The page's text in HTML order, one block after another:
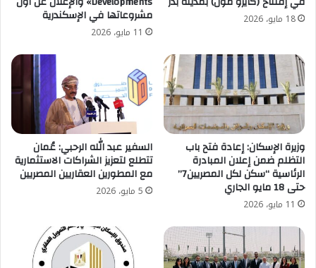
18 مايو، 2026 مشروعاتها في الإسكندرية
11 مايو، 2026
وزيرة الإسكان: إعادة فتح باب
التظلم ضمن إعلان المبادرة
الرئاسية “سكن لكل المصريين7”
حتى 18 مايو الجاري
11 مايو، 2026
السفير عبد الله الرحبي: عُمان
تتطلع لتعزيز الشراكات الاستثمارية
مع المطورين العقاريين المصريين
5 مايو، 2026